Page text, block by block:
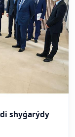
shyǵarýdy